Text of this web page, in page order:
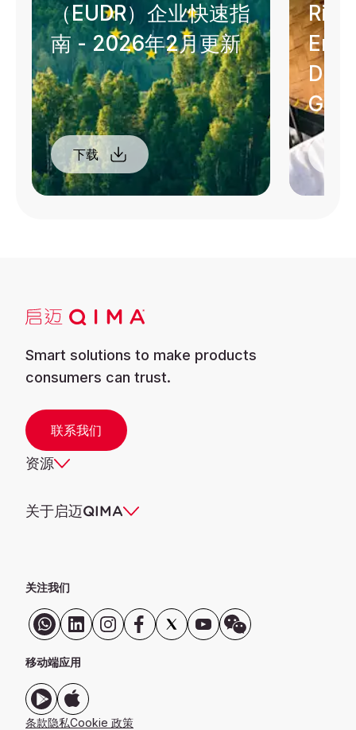
（EUDR）企业快速指
南 - 2026年2月更新
下载
Get
Smart solutions to make products
consumers can trust.
联系我们
资源
关于启迈QIMA
关注我们
移动端应用
条款隐私Cookie 政策